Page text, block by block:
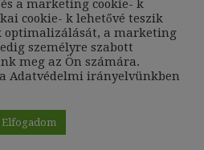
a marketing cookie- k
cookie- k lehetővé teszik
a marketing
személyre szabott
meg az Ön számára.
Adatvédelmi irányelvünkben
Elfogadom